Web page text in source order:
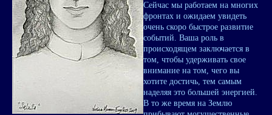
Сейчас мы работаем на многих
фронтах и ожидаем увидеть
очень скоро быстрое развитие
событий. Ваша роль в
происходящем заключается в
том, чтобы удерживать свое
внимание на том, чего вы
хотите достичь, тем самым
наделяя это большей энергией.
В то же время на Землю